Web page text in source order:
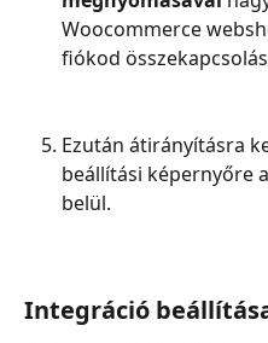
Woocommerce
fiókod
Ezután átirányításra
beállítási képernyőre
belül.
Integráció